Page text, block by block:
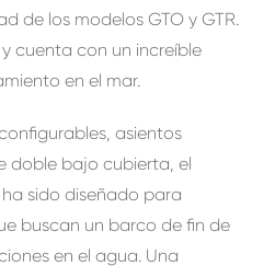
de los modelos GTO y GTR.
cuenta con un increíble
en el mar.
asientos
doble bajo cubierta, el
ha sido diseñado para
buscan un barco de fin de
en el agua. Una